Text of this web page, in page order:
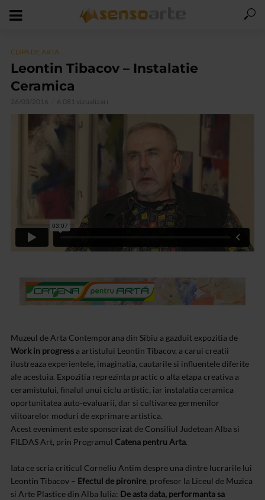
CLIPA DE ARTA
Leontin Tibacov – Instalatie
Ceramica
26/03/2016 6.081 vizualizari
Muzeul de Arta Contemporana din Sibiu a gazduit expozitia de
Work in progress a artistului Leontin Tibacov, a carui creatii
ilustreaza experientele, imaginatia, cautarile si influentele diferite
ale acestuia. Expozitia reprezinta practic o alta etapa creativa a
ceramistului, finalul unui ciclu artistic, iar instalatia ceramica
oportunitatea auto-evaluarii, dar si cultivarea germenilor
viitoarelor moduri de exprimare artistica.
Acest eveniment este sponsorizat de Consiliul Judetean Alba si
FILDAS Art, prin Programul Catena pentru Arta.
Iata ce scria criticul Corneliu Antim despre una dintre lucrarile lui
Leontin Tibacov – Efectul de pironire, profesor la Liceul de Muzica
si Arte Plastice din Alba Iulia: De asta data, performanta sa